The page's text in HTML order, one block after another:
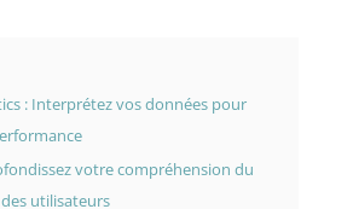
: Interprétez vos données pour
votre compréhension du
utilisateurs